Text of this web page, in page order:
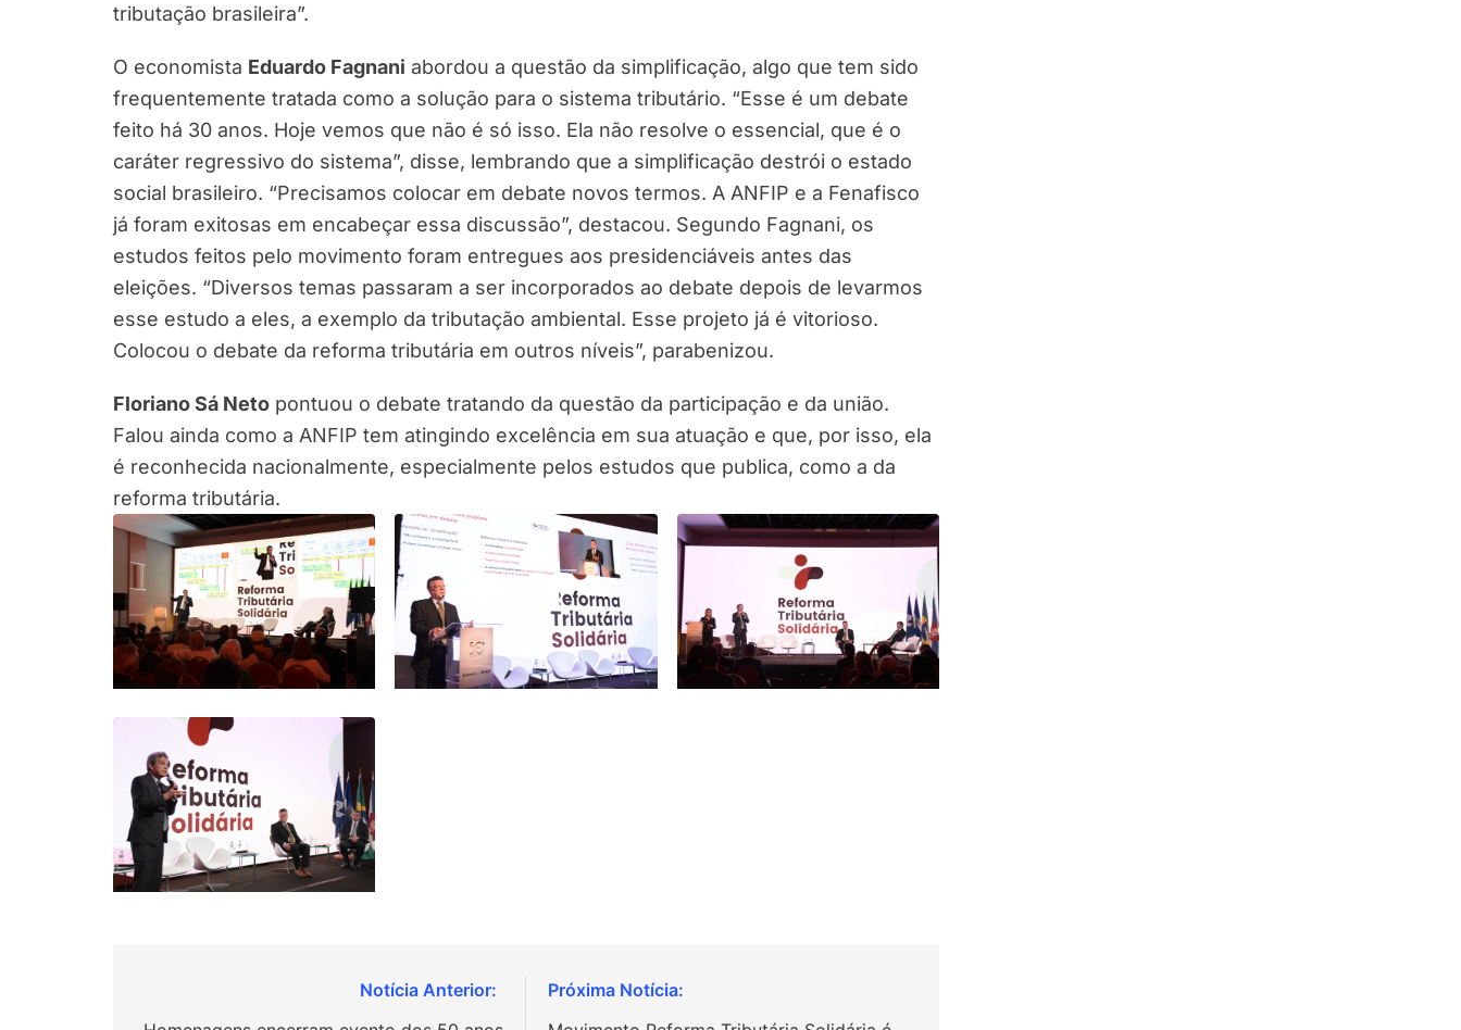
tributação brasileira”.
O economista Eduardo Fagnani abordou a questão da simplificação, algo que tem sido
frequentemente tratada como a solução para o sistema tributário. “Esse é um debate
feito há 30 anos. Hoje vemos que não é só isso. Ela não resolve o essencial, que é o
caráter regressivo do sistema”, disse, lembrando que a simplificação destrói o estado
social brasileiro. “Precisamos colocar em debate novos termos. A ANFIP e a Fenafisco
já foram exitosas em encabeçar essa discussão”, destacou. Segundo Fagnani, os
estudos feitos pelo movimento foram entregues aos presidenciáveis antes das
eleições. “Diversos temas passaram a ser incorporados ao debate depois de levarmos
esse estudo a eles, a exemplo da tributação ambiental. Esse projeto já é vitorioso.
Colocou o debate da reforma tributária em outros níveis”, parabenizou.
Floriano Sá Neto pontuou o debate tratando da questão da participação e da união.
Falou ainda como a ANFIP tem atingindo excelência em sua atuação e que, por isso, ela
é reconhecida nacionalmente, especialmente pelos estudos que publica, como a da
reforma tributária.